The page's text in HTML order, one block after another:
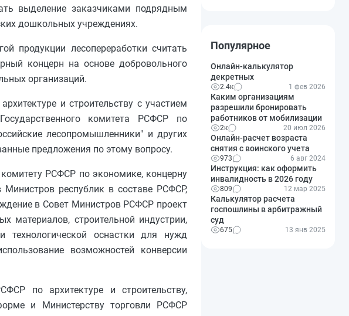
выделение заказчиками подрядным
дошкольных учреждениях.
продукции лесопереработки считать
концерн на основе добровольного
организаций.
и строительству с участием
комитета РСФСР по
лесопромышленники" и других
предложения по этому вопросу.
комитету РСФСР по экономике, концерну
республик в составе РСФСР,
в Совет Министров РСФСР проект
материалов, строительной индустрии,
технологической оснастки для нужд
возможностей конверсии
по архитектуре и строительству,
и Министерству торговли РСФСР
Популярное
Онлайн-калькулятор
декретных
2.4к 1 фев 2026
Каким организациям
разрешили бронировать
работников от мобилизации
2к 20 июл 2026
Онлайн-расчет возраста
снятия с воинского учета
973 6 авг 2024
Инструкция: как оформить
инвалидность в 2026 году
809 12 мар 2025
Калькулятор расчета
госпошлины в арбитражный
суд
675 13 янв 2025